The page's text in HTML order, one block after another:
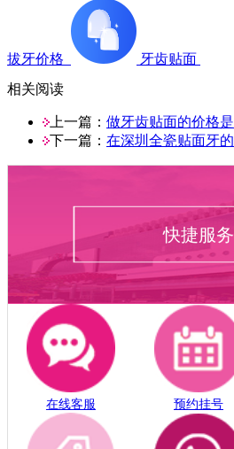
拔牙价格
牙齿贴面
相关阅读
上一篇： 做牙齿贴面的价格
下一篇： 在深圳全瓷贴面牙
快捷服务
在线客服 预约挂号